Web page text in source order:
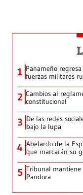
1 Panameño
fuerzas militares
2 Cambios al
constitucional
3 De las redes
bajo la lupa
4 Abelardo de la
que marcarán su
5 Tribunal mantiene
Pandora